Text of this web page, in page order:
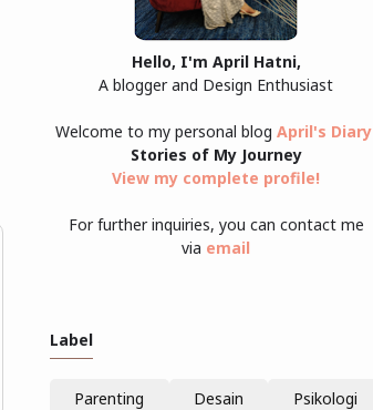
Hello, I'm April Hatni,
A blogger and Design Enthusiast
Welcome to my personal blog April's Diary
Stories of My Journey
View my complete profile!
For further inquiries, you can contact me
via email
Label
Parenting Desain
Psikologi